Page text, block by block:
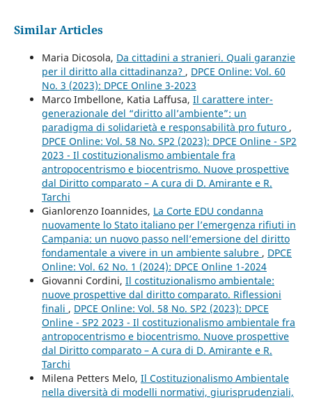
Similar Articles
Maria Dicosola, Da cittadini a stranieri. Quali garanzie
per il diritto alla cittadinanza? , DPCE Online: Vol. 60
No. 3 (2023): DPCE Online 3-2023
Marco Imbellone, Katia Laffusa, Il carattere inter-
generazionale del “diritto all’ambiente”: un
paradigma di solidarietà e responsabilità pro futuro ,
DPCE Online: Vol. 58 No. SP2 (2023): DPCE Online - SP2
2023 - Il costituzionalismo ambientale fra
antropocentrismo e biocentrismo. Nuove prospettive
dal Diritto comparato – A cura di D. Amirante e R.
Tarchi
Gianlorenzo Ioannides, La Corte EDU condanna
nuovamente lo Stato italiano per l’emergenza rifiuti in
Campania: un nuovo passo nell’emersione del diritto
fondamentale a vivere in un ambiente salubre , DPCE
Online: Vol. 62 No. 1 (2024): DPCE Online 1-2024
Giovanni Cordini, Il costituzionalismo ambientale:
nuove prospettive dal diritto comparato. Riflessioni
finali , DPCE Online: Vol. 58 No. SP2 (2023): DPCE
Online - SP2 2023 - Il costituzionalismo ambientale fra
antropocentrismo e biocentrismo. Nuove prospettive
dal Diritto comparato – A cura di D. Amirante e R.
Tarchi
Milena Petters Melo, Il Costituzionalismo Ambientale
nella diversità di modelli normativi, giurisprudenziali,